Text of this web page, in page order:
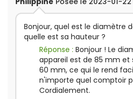
Bonjour, quel est le diamètre
quelle est sa hauteur ?
Réponse : Bonjour ! Le
appareil est de 85 mm et
60 mm, ce qui le rend
n'importe quel comptoir
Cordialement.